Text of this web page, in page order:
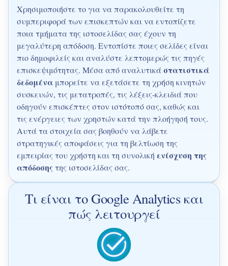
Χρησιμοποιήστε το για να παρακολουθείτε τη
συμπεριφορά των επισκεπτών και να εντοπίζετε
ποια τμήματα της ιστοσελίδας σας έχουν τη
μεγαλύτερη απόδοση. Εντοπίστε ποιες σελίδες είναι
πιο δημοφιλείς και αναλύστε λεπτομερώς τις πηγές
επισκεψιμότητας. Μέσα από αναλυτικάστατιστικά
δεδομένα μπορείτε να εξετάσετε τη χρήση κινητών
συσκευών, τις μετατροπές, τις λέξεις-κλειδιά που
οδηγούν επισκέπτες στον ιστότοπό σας, καθώς και
τις ενέργειες των χρηστών κατά την πλοήγησή τους.
Αυτά τα στοιχεία σας βοηθούν να λάβετε
στρατηγικές αποφάσεις για τη βελτίωση της
εμπειρίας του χρήστη και τη συνολική ενίσχυση της
απόδοσηςτης ιστοσελίδας σας.
Τι είναι το Google Analytics και
πώς λειτουργεί